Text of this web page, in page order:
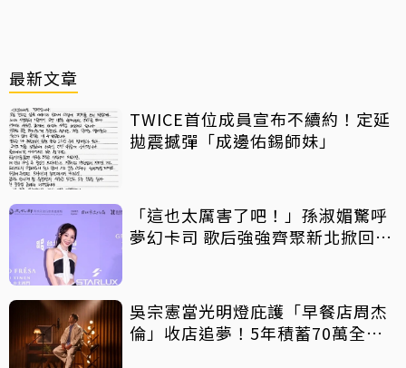
最新文章
TWICE首位成員宣布不續約！定延
拋震撼彈「成邊佑錫師妹」
「這也太厲害了吧！」孫淑媚驚呼
夢幻卡司 歌后強強齊聚新北掀回憶
吳宗憲當光明燈庇護「早餐店周杰
倫」收店追夢！5年積蓄70萬全砸